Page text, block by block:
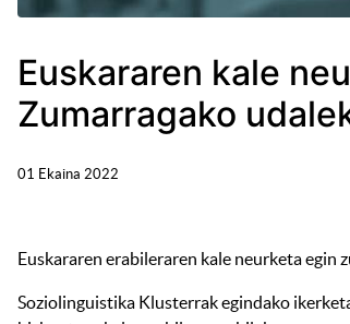
Euskararen kale
Zumarragako
01 Ekaina 2022
Euskararen erabileraren kale neurketa
Soziolinguistika Klusterrak egindako